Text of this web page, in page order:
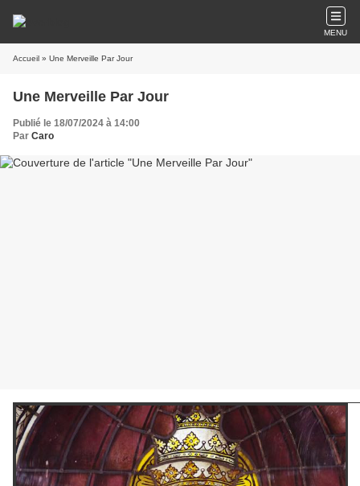
MENU
Accueil » Une Merveille Par Jour
Une Merveille Par Jour
Publié le 18/07/2024 à 14:00
Par Caro